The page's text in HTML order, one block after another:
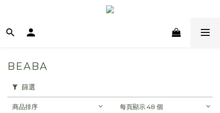
BEABA
篩選
商品排序 每頁顯示 48 個